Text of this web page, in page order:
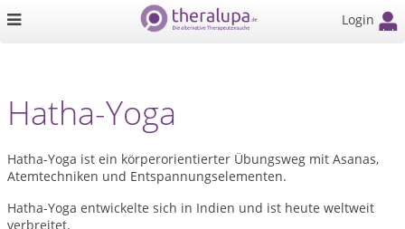
Login
Hatha-Yoga
Hatha-Yoga ist ein körperorientierter Übungsweg mit Asanas,
Atemtechniken und Entspannungselementen.
Hatha-Yoga entwickelte sich in Indien und ist heute weltweit
verbreitet.